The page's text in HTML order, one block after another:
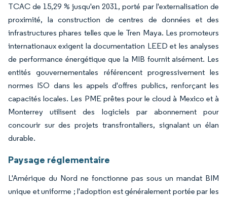
TCAC de 15,29 % jusqu'en 2031, porté par l'externalisation de
proximité, la construction de centres de données et des
infrastructures phares telles que le Tren Maya. Les promoteurs
internationaux exigent la documentation LEED et les analyses
de performance énergétique que la MIB fournit aisément. Les
entités gouvernementales référencent progressivement les
normes ISO dans les appels d'offres publics, renforçant les
capacités locales. Les PME prêtes pour le cloud à Mexico et à
Monterrey utilisent des logiciels par abonnement pour
concourir sur des projets transfrontaliers, signalant un élan
durable.
Paysage réglementaire
L'Amérique du Nord ne fonctionne pas sous un mandat BIM
unique et uniforme ; l'adoption est généralement portée par les